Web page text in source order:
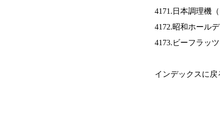
4171.日本調理機（
4172.昭和ホール
4173.ビーフラッ
インデックスに戻